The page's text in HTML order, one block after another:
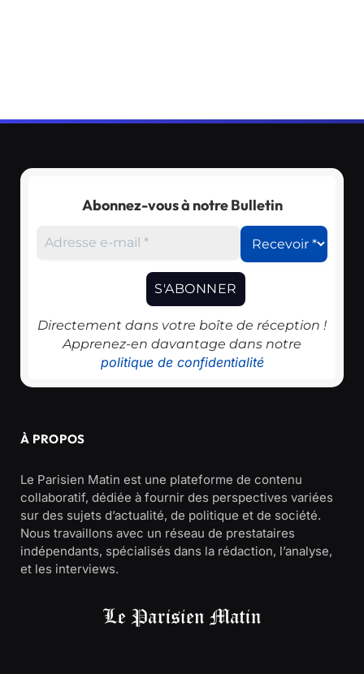
Abonnez-vous à notre Bulletin
Directement dans votre boîte de réception !
Apprenez-en davantage dans notre
politique de confidentialité
À PROPOS
Le Parisien Matin est une plateforme de contenu
collaboratif, dédiée à fournir des perspectives variées
sur des sujets d’actualité, de politique et de société.
Nous travaillons avec un réseau de prestataires
indépendants, spécialisés dans la rédaction, l’analyse,
et les interviews.